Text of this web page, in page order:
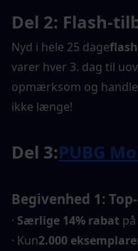
Del 2: Flash-
Nyd i hele 25 dage
varer hver 3. dag til
opmærksom og
ikke længe!
Del 3:PUBG
Begivenhed 1:
· Særlige 14% rabat
· Kun2.000